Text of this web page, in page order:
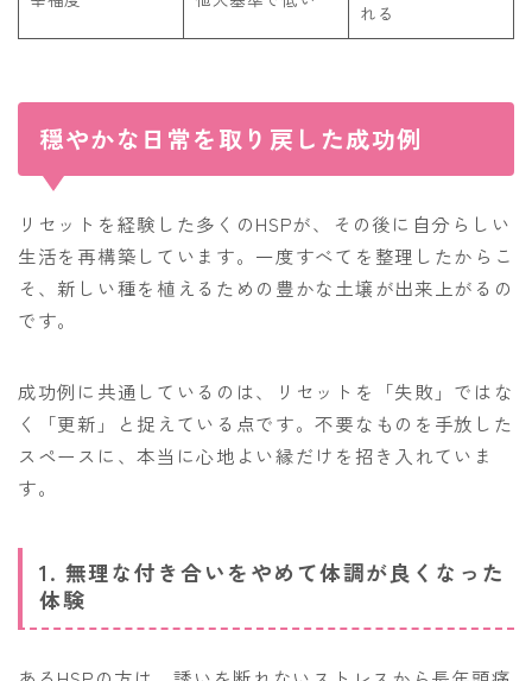
れる
穏やかな日常を取り戻した成功例
リセットを経験した多くのHSPが、その後に自分らしい
生活を再構築しています。一度すべてを整理したからこ
そ、新しい種を植えるための豊かな土壌が出来上がるの
です。
成功例に共通しているのは、リセットを「失敗」ではな
く「更新」と捉えている点です。不要なものを手放した
スペースに、本当に心地よい縁だけを招き入れていま
す。
1. 無理な付き合いをやめて体調が良くなった
体験